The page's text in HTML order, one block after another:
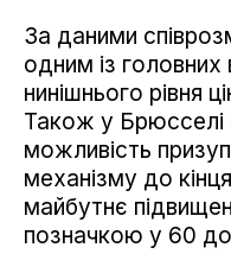
За даними
одним із головних
нинішнього рівня
Також у
можливість
механізму до
майбутнє
позначкою у 60